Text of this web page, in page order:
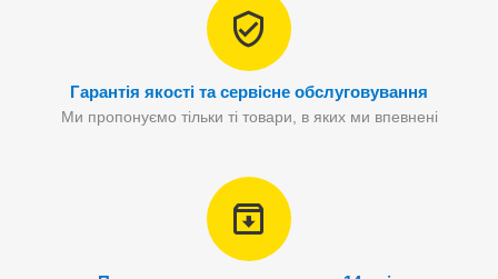
Гарантія якості та сервісне обслуговування
Ми пропонуємо тільки ті товари, в яких ми впевнені